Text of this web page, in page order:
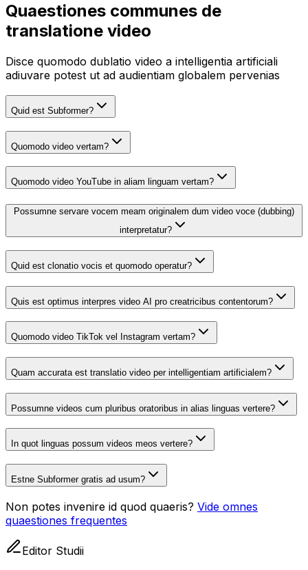
Quaestiones communes de
translatione video
Disce quomodo dublatio video a intelligentia artificiali
adiuvare potest ut ad audientiam globalem pervenias
Quid est Subformer?
Quomodo video vertam?
Quomodo video YouTube in aliam linguam vertam?
Possumne servare vocem meam originalem dum video voce (dubbing)
interpretatur?
Quid est clonatio vocis et quomodo operatur?
Quis est optimus interpres video AI pro creatricibus contentorum?
Quomodo video TikTok vel Instagram vertam?
Quam accurata est translatio video per intelligentiam artificialem?
Possumne videos cum pluribus oratoribus in alias linguas vertere?
In quot linguas possum videos meos vertere?
Estne Subformer gratis ad usum?
Non potes invenire id quod quaeris? Vide omnes
quaestiones frequentes
Editor Studii